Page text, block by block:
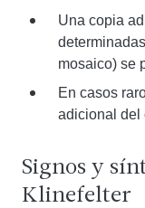
Una copia
mosaico) se
En casos
adicional del
Signos y
Klinefelter